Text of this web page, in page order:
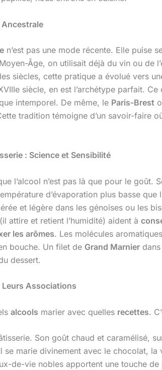
Ancestrale
n’est pas une mode récente. Elle puise
Âge, on utilisait déjà du vin ou de
siècles, cette pratique a évolué vers
siècle, en est l’archétype parfait.
intemporel. De même, le Paris-Brest
tradition témoigne d’un savoir-faire
: Science et Sensibilité
l’alcool n’est pas là que pour le
d’évaporation plus basse
et légère dans les génoises ou les
attire et retient l’humidité) aident à
les arômes. Les molécules
bouche. Un filet de Grand Marnier
dessert.
Leurs Associations
alcools marier avec quelles recettes.
Son goût chaud et caramélisé,
se marie divinement avec le chocolat,
de-vie nobles apportent une touche